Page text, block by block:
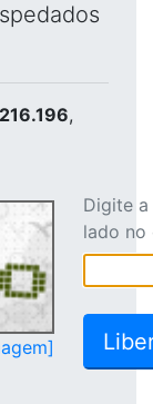
,
Digite
lado no